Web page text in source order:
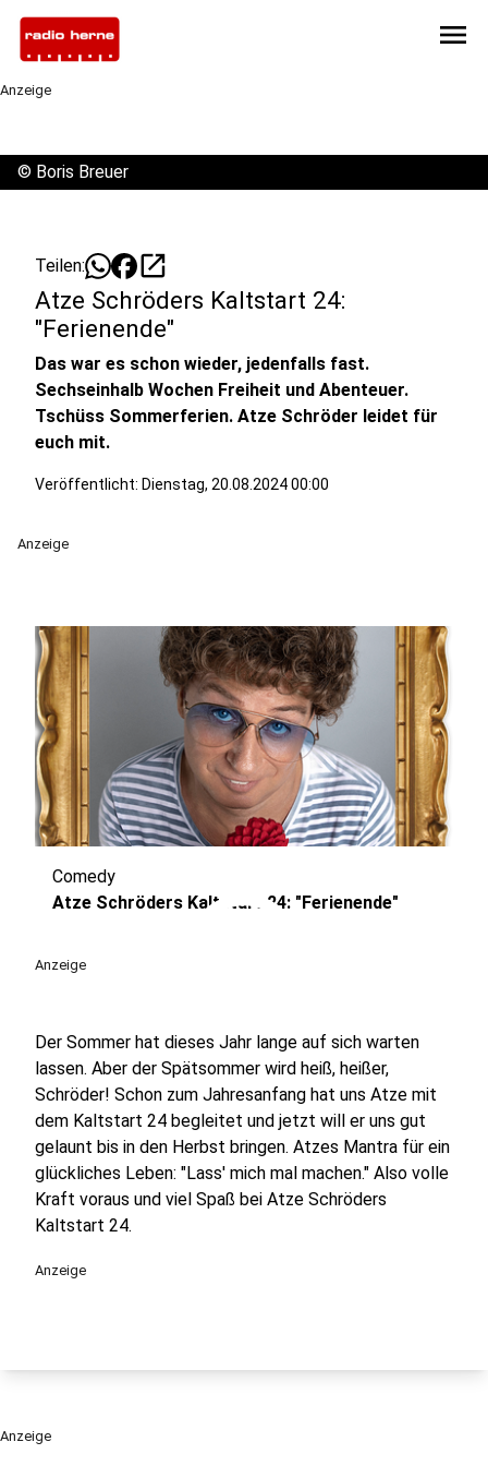
menu
Anzeige
© Boris Breuer
Teilen: open_in_new
Atze Schröders Kaltstart 24:
"Ferienende"
Das war es schon wieder, jedenfalls fast.
Sechseinhalb Wochen Freiheit und Abenteuer.
Tschüss Sommerferien. Atze Schröder leidet für
euch mit.
Veröffentlicht: Dienstag, 20.08.2024 00:00
Anzeige
play_circle
Comedy
Atze Schröders Kaltstart 24: "Ferienende"
Anzeige
Der Sommer hat dieses Jahr lange auf sich warten
lassen. Aber der Spätsommer wird heiß, heißer,
Schröder! Schon zum Jahresanfang hat uns Atze mit
dem Kaltstart 24 begleitet und jetzt will er uns gut
gelaunt bis in den Herbst bringen. Atzes Mantra für ein
glückliches Leben: "Lass' mich mal machen." Also volle
Kraft voraus und viel Spaß bei Atze Schröders
Kaltstart 24.
Anzeige
Anzeige